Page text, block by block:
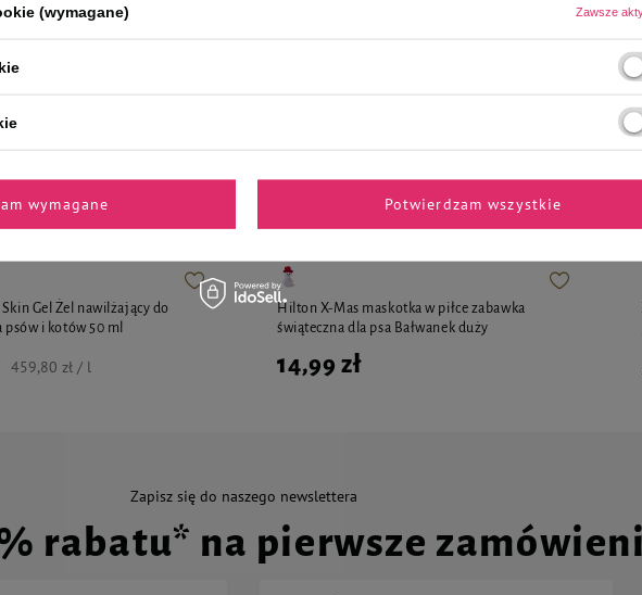
przez naszych
Gel Żel nawilżający do
i kotów 50 ml
459,80 zł / l
Hilton X-Mas maskotka w piłce zabawka
świąteczna dla psa Bałwanek duży
14,99 zł
Zapisz się do naszego newslettera
rabatu* na pierwsze
(wymagane) Zawsze
wymagane Potwierdzam wszystkie